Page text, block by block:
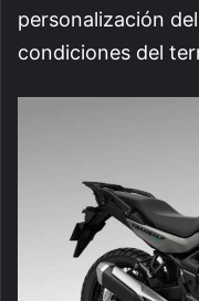
personalización
condiciones del